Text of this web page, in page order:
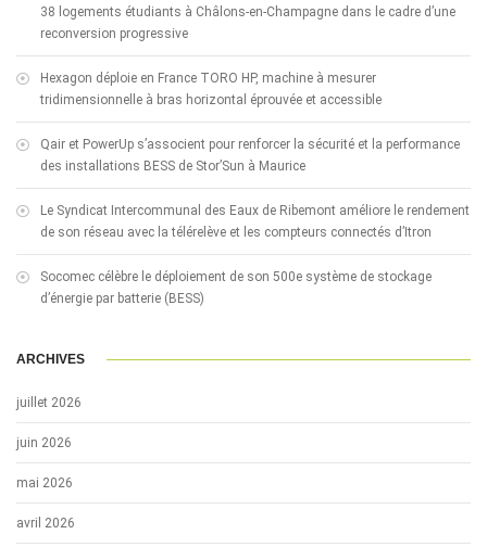
38 logements étudiants à Châlons-en-Champagne dans le cadre d’une
reconversion progressive
Hexagon déploie en France TORO HP, machine à mesurer
tridimensionnelle à bras horizontal éprouvée et accessible
Qair et PowerUp s’associent pour renforcer la sécurité et la performance
des installations BESS de Stor’Sun à Maurice
Le Syndicat Intercommunal des Eaux de Ribemont améliore le rendement
de son réseau avec la télérelève et les compteurs connectés d’Itron
Socomec célèbre le déploiement de son 500e système de stockage
d’énergie par batterie (BESS)
ARCHIVES
juillet 2026
juin 2026
mai 2026
avril 2026